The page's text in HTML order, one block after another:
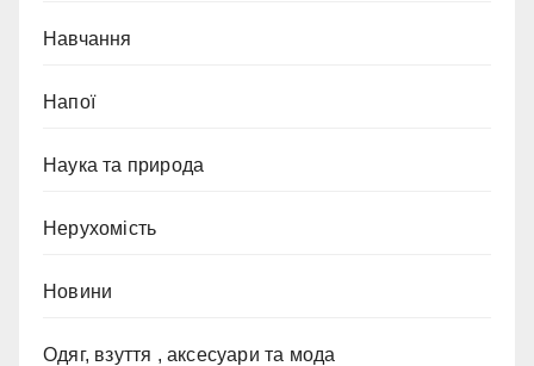
Навчання
Напої
Наука та природа
Нерухомість
Новини
Одяг, взуття , аксесуари та мода